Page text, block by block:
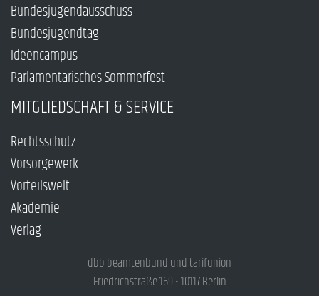
Bundesjugendausschuss
Bundesjugendtag
Ideencampus
Parlamentarisches Sommerfest
MITGLIEDSCHAFT & SERVICE
Rechtsschutz
Vorsorgewerk
Vorteilswelt
Akademie
Verlag
dbb beamtenbund und tarifunion
Friedrichstraße 169 • 10117 Berlin